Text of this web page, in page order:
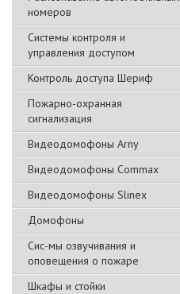
номеров
Системы контроля и
управления доступом
Контроль доступа Шериф
Пожарно-охранная
сигнализация
Видеодомофоны Arny
Видеодомофоны Commax
Видеодомофоны Slinex
Домофоны
Сис-мы озвучивания и
оповещения о пожаре
Шкафы и стойки